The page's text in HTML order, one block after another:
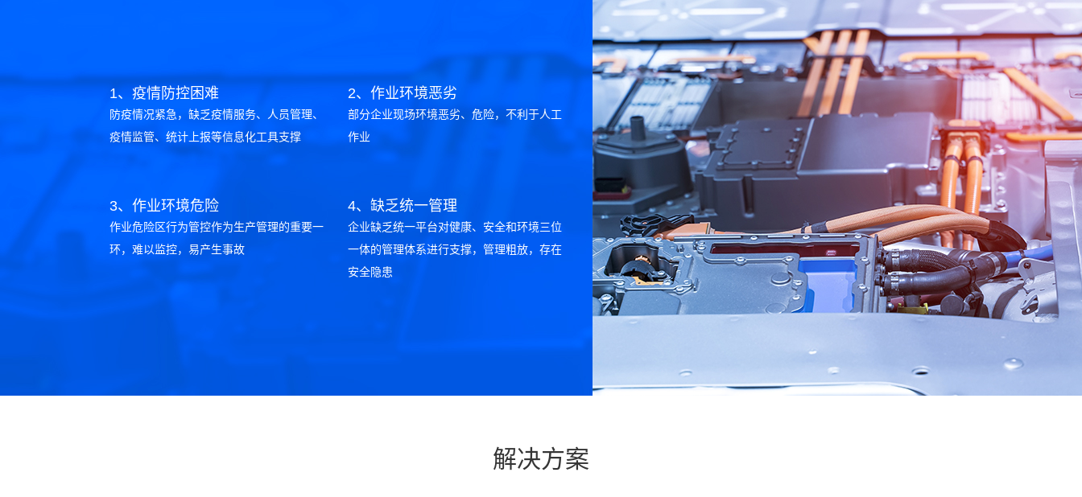
1、疫情防控困难
防疫情况紧急，缺乏疫情服务、人员管理、
疫情监管、统计上报等信息化工具支撑
2、作业环境恶劣
部分企业现场环境恶劣、危险，不利于人工
作业
3、作业环境危险
作业危险区行为管控作为生产管理的重要一
环，难以监控，易产生事故
4、缺乏统一管理
企业缺乏统一平台对健康、安全和环境三位
一体的管理体系进行支撑，管理粗放，存在
安全隐患
解决方案